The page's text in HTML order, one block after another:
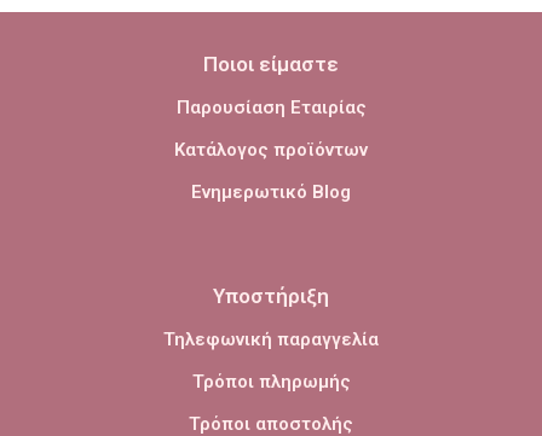
Ποιοι είμαστε
Παρουσίαση Εταιρίας
Κατάλογος προϊόντων
Ενημερωτικό Blog
Υποστήριξη
Τηλεφωνική παραγγελία
Τρόποι πληρωμής
Τρόποι αποστολής